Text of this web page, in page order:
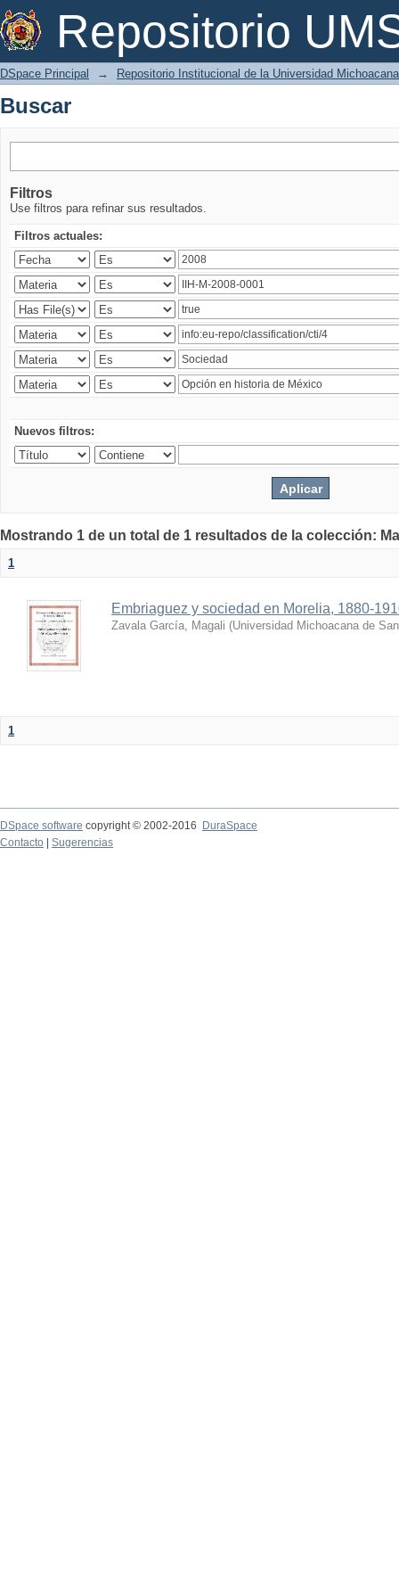
Repositorio
Buscar
DSpace Principal → Repositorio Institucional de la Universidad
Buscar
Filtros
Use filtros para refinar sus resultados.
Filtros actuales:
Nuevos filtros:
Mostrando 1 de un total de 1 resultados de la colección:
1
Embriaguez y sociedad en Morelia, 1880-
Zavala García, Magali (Universidad Michoacana de
1
DSpace software copyright © 2002-2016
DuraSpace
Contacto
Sugerencias